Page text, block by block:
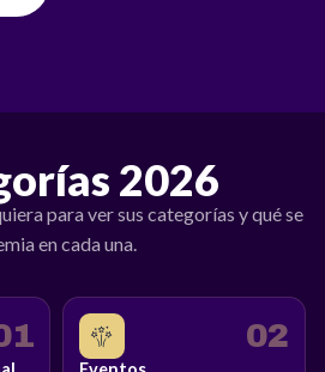
2026
para ver sus categorías y qué se
en cada una.
02